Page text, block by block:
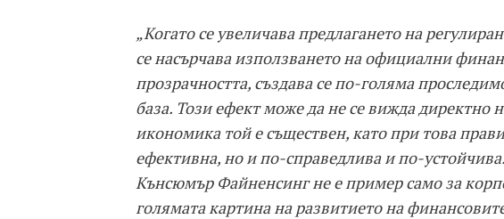
„Когато се увеличава предлагането на
се насърчава използването на официални
прозрачността, създава се по-голяма
база. Този ефект може да не се вижда директно
икономика той е съществен, като при това
ефективна, но и по-справедлива и по-
Кънсюмър Файненсинг не е пример само за
голямата картина на развитието на